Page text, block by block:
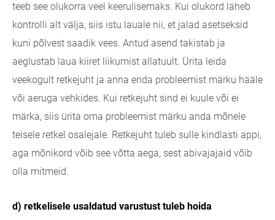
teeb see olukorra veel keerulisemaks. Kui olukord läheb
kontrolli alt välja, siis istu lauale nii, et jalad asetseksid
kuni põlvest saadik vees. Antud asend takistab ja
aeglustab laua kiiret liikumist allatuult. Ürita leida
veekogult retkejuht ja anna enda probleemist märku hääle
või aeruga vehkides. Kui retkejuht sind ei kuule või ei
märka, siis ürita oma probleemist märku anda mõnele
teisele retkel osalejale. Retkejuht tuleb sulle kindlasti appi,
aga mõnikord võib see võtta aega, sest abivajajaid võib
olla mitmeid.
d) retkelisele usaldatud varustust tuleb hoida